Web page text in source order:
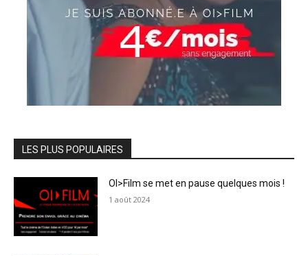
LES PLUS POPULAIRES
OI>Film se met en pause quelques mois !
1 août 2024